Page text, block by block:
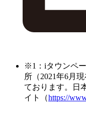
※1：iタウンペ
所（2021年6月
ております。日
イト（https://